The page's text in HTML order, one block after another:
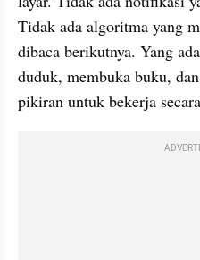
Tidak ada algoritma yang
dibaca berikutnya. Yang
duduk, membuka buku,
pikiran untuk bekerja